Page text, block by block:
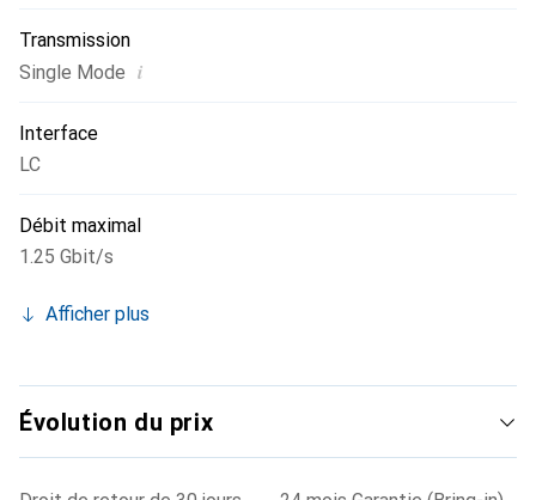
Transmission
Single Mode i
Interface
LC
Débit maximal
1.25 Gbit/s
Afficher plus
Évolution du prix